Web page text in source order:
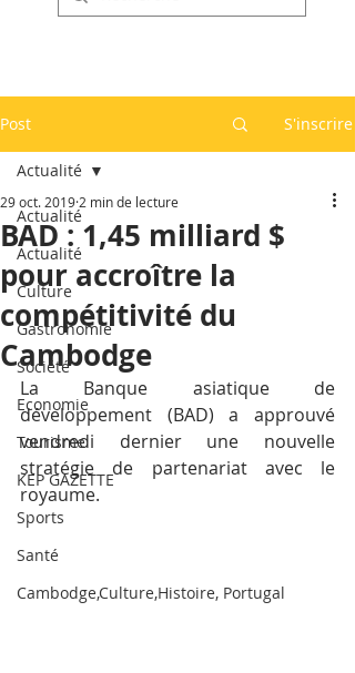
Post S'inscrire
Actualité
Actualité
Culture
Gastronomie
Société
Economie
Tourisme
KEP GAZETTE
Sports
Santé
Cambodge,Culture,Histoire, Portugal
Actualité
BAD : 1,45 milliard $
pour accroître la
compétitivité du
Cambodge
29 oct. 2019 2 min de lecture
La Banque asiatique de
développement (BAD) a approuvé
vendredi dernier une nouvelle
stratégie de partenariat avec le
royaume.